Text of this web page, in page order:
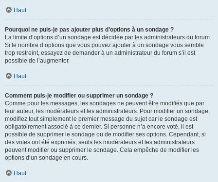
Haut
Pourquoi ne puis-je pas ajouter plus d’options à un sondage ?
La limite d’options d’un sondage est décidée par les administrateurs du forum.
Si le nombre d’options que vous pouvez ajouter à un sondage vous semble
trop restreint, essayez de demander à un administrateur du forum s’il est
possible de l’augmenter.
Haut
Comment puis-je modifier ou supprimer un sondage ?
Comme pour les messages, les sondages ne peuvent être modifiés que par
leur auteur, les modérateurs et les administrateurs. Pour modifier un sondage,
modifiez tout simplement le premier message du sujet car le sondage est
obligatoirement associé à ce dernier. Si personne n’a encore voté, il est
possible de supprimer le sondage ou de modifier ses options. Cependant, si
des votes ont été exprimés, seuls les modérateurs et les administrateurs
peuvent modifier ou supprimer le sondage. Cela empêche de modifier les
options d’un sondage en cours.
Haut